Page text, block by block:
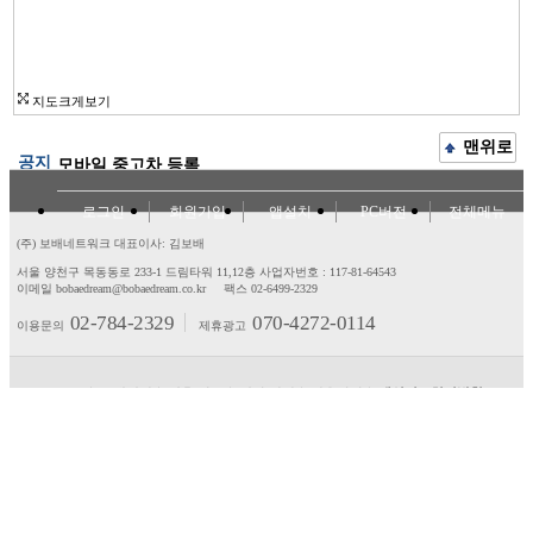
지도크게보기
공지 모바일 중고차 등록
맨위로
로그인 회원가입 앱설치 PC버전 전체메뉴
(주) 보배네트워크 대표이사: 김보배
서울 양천구 목동동로 233-1 드림타워 11,12층 사업자번호 : 117-81-64543
이메일 bobaedream@bobaedream.co.kr
팩스 02-6499-2329
이용문의 02-784-2329 제휴광고 070-4272-0114